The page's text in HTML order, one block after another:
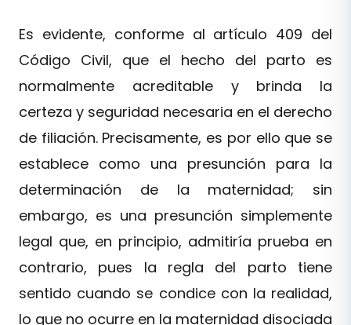
Es evidente, conforme al artículo 409 del
Código Civil, que el hecho del parto es
normalmente acreditable y brinda la
certeza y seguridad necesaria en el derecho
de filiación. Precisamente, es por ello que se
establece como una presunción para la
determinación de la maternidad; sin
embargo, es una presunción simplemente
legal que, en principio, admitiría prueba en
contrario, pues la regla del parto tiene
sentido cuando se condice con la realidad,
lo que no ocurre en la maternidad disociada